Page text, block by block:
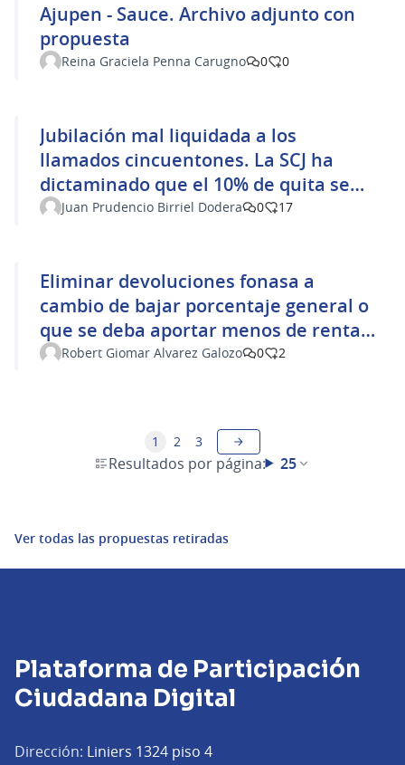
Ajupen - Sauce. Archivo adjunto con
propuesta
Reina Graciela Penna Carugno 0 0
Jubilación mal liquidada a los
llamados cincuentones. La SCJ ha
dictaminado que el 10% de quita se
debía hacer antes de llevarla al tope
Juan Prudencio Birriel Dodera 0 17
Eliminar devoluciones fonasa a
cambio de bajar porcentaje general o
que se deba aportar menos de rentas
generales
Robert Giomar Alvarez Galozo 0 2
Resultados por página: 25
1 2 3
Ver todas las propuestas retiradas
Plataforma de Participación
Ciudadana Digital
Dirección: Liniers 1324 piso 4